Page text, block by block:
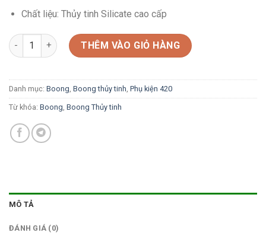
Chất liệu: Thủy tinh Silicate cao cấp
Boong Trái Tim - Pink Heart Bong số lượng
THÊM VÀO GIỎ HÀNG
Danh mục: Boong Boong thủy tinh Phụ kiện 420
Từ khóa: Boong Boong Thủy tinh
MÔ TẢ
ĐÁNH GIÁ (0)